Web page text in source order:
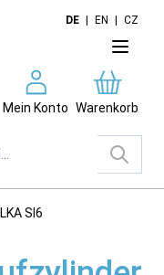
DE EN CZ
Mein Konto Warenkorb
SI6